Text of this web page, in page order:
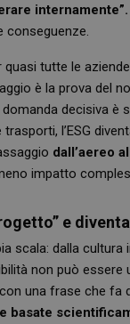
internamente”.
conseguenze.
tutte le
è la prova del
decisiva è
l’ESG
dall’aereo
impatto
e
scala: dalla
non può essere
una frase che fa
basate